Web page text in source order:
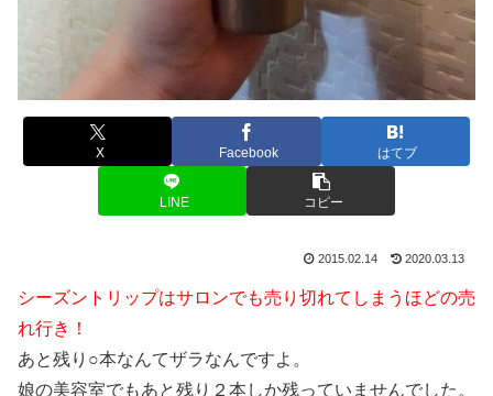
X Facebook はてブ
LINE コピー
2015.02.14 2020.03.13
シーズントリップはサロンでも売り切れてしまうほどの売
れ行き！
あと残り○本なんてザラなんですよ。
娘の美容室でもあと残り２本しか残っていませんでした。